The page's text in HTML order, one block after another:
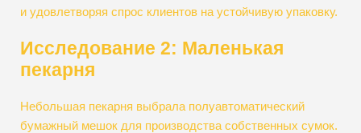
и удовлетворяя спрос клиентов на устойчивую упаковку.
Исследование 2: Маленькая
пекарня
Небольшая пекарня выбрала полуавтоматический
бумажный мешок для производства собственных сумок.